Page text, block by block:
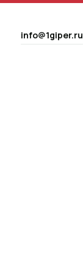
info@1giper.ru